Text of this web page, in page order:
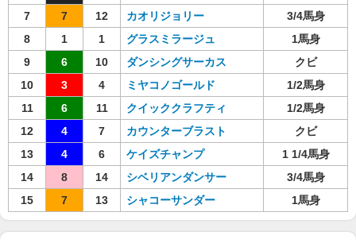
7
7 12 カオリジョリー
3/4馬身
8
1 1 グラスミラージュ
1馬身
9
6 10 ダンシングサーカス
クビ
10
3 4 ミヤコノゴールド
1/2馬身
11
6 11 クイッククラフティ
1/2馬身
12
4 7 カウンターブラスト
クビ
13
4 6 ケイズチャンプ
1 1/4馬身
14
8 14 シベリアンダンサー
3/4馬身
15
7 13 シャコーサンダー 1馬身